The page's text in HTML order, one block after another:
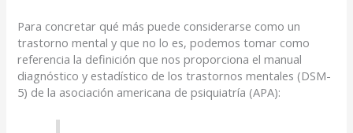
Para concretar qué más puede considerarse como un
trastorno mental y que no lo es, podemos tomar como
referencia la definición que nos proporciona el manual
diagnóstico y estadístico de los trastornos mentales (DSM-
5) de la asociación americana de psiquiatría (APA):